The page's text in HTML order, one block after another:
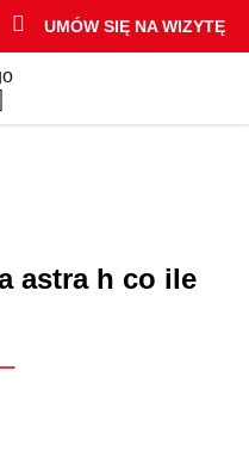
UMÓW SIĘ NA WIZYTĘ
astra h co ile